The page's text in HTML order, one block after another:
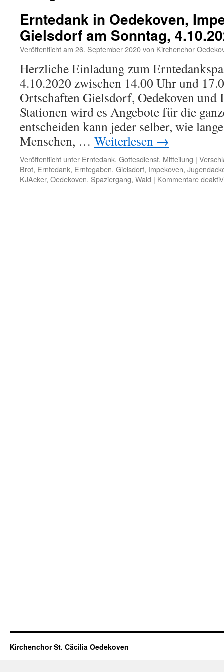
Erntedank in Oedekoven,
Gielsdorf am Sonntag,
Veröffentlicht am 26. September 2020von Kirchenchor
Herzliche Einladung zum
4.10.2020 zwischen 14.00 Uhr und
Ortschaften Gielsdorf, Oedekoven und
Stationen wird es Angebote für die
entscheiden kann jeder selber, wie
Menschen, … Weiterlesen →
Veröffentlicht unter Erntedank, Gottesdienst, Mitteilung |
Brot, Erntedank, Erntegaben, Gielsdorf, Impekoven,
KJAcker, Oedekoven, Spaziergang, Wald | Kommentare
Kirchenchor St. Cäcilia Oedekoven